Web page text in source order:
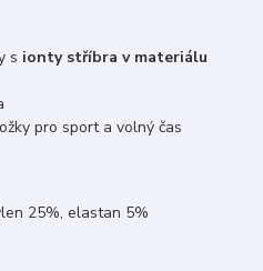
s ionty stříbra v materiálu
pro sport a volný čas
25%, elastan 5%